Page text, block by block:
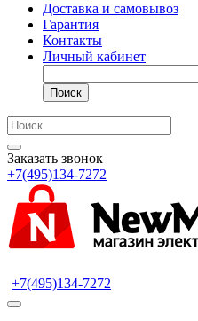
Доставка и самовывоз
Гарантия
Контакты
Личный кабинет
Поиск
Заказать звонок
+7(495)134-7272
+7(495)134-7272